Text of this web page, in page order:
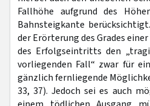
Fallhöhe aufgrund des
Bahnsteigkante
der Erörterung des Grades
des Erfolgseintritts den
vorliegenden Fall“ zwar für
gänzlich fernliegende
33, 37). Jedoch sei es auch